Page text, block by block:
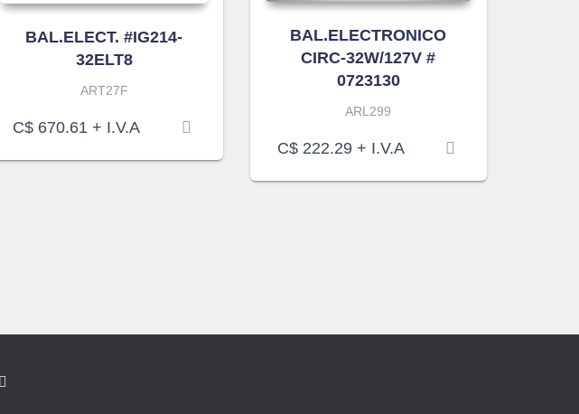
BAL.ELECT. #IG214-
32ELT8
ART27F
C$ 670.61 + I.V.A
BAL.ELECTRONICO
CIRC-32W/127V #
0723130
ARL299
C$222.29+ I.V.A